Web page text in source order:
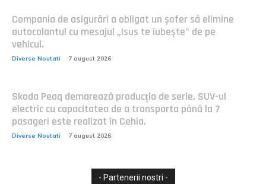
Compania de asigurări a obligat un șofer să elimine
autocolantul cu mesajul „Isus te iubește” de pe
vehicul.
Diverse Noutati 7 august 2026
Skoda Peaq demarează producția de serie. SUV-ul
electric cu capacitatea de a transporta până la 7
pasageri este realizat în Cehia.
Diverse Noutati 7 august 2026
- Partenerii nostri -